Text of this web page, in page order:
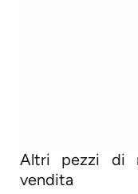
Altri pezzi di
vendita